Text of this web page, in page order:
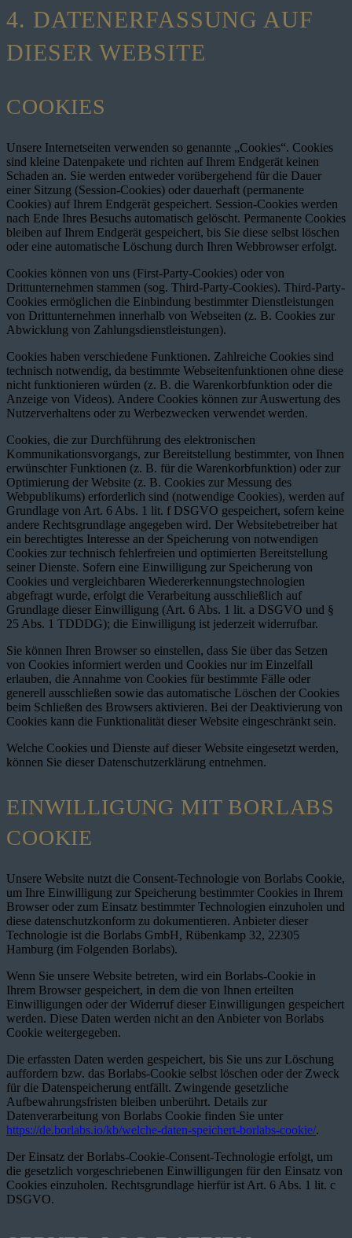
4. DATENERFASSUNG AUF
DIESER WEBSITE
COOKIES
Unsere Internetseiten verwenden so genannte „Cookies“. Cookies
sind kleine Datenpakete und richten auf Ihrem Endgerät keinen
Schaden an. Sie werden entweder vorübergehend für die Dauer
einer Sitzung (Session-Cookies) oder dauerhaft (permanente
Cookies) auf Ihrem Endgerät gespeichert. Session-Cookies werden
nach Ende Ihres Besuchs automatisch gelöscht. Permanente Cookies
bleiben auf Ihrem Endgerät gespeichert, bis Sie diese selbst löschen
oder eine automatische Löschung durch Ihren Webbrowser erfolgt.
Cookies können von uns (First-Party-Cookies) oder von
Drittunternehmen stammen (sog. Third-Party-Cookies). Third-Party-
Cookies ermöglichen die Einbindung bestimmter Dienstleistungen
von Drittunternehmen innerhalb von Webseiten (z. B. Cookies zur
Abwicklung von Zahlungsdienstleistungen).
Cookies haben verschiedene Funktionen. Zahlreiche Cookies sind
technisch notwendig, da bestimmte Webseitenfunktionen ohne diese
nicht funktionieren würden (z. B. die Warenkorbfunktion oder die
Anzeige von Videos). Andere Cookies können zur Auswertung des
Nutzerverhaltens oder zu Werbezwecken verwendet werden.
Cookies, die zur Durchführung des elektronischen
Kommunikationsvorgangs, zur Bereitstellung bestimmter, von Ihnen
erwünschter Funktionen (z. B. für die Warenkorbfunktion) oder zur
Optimierung der Website (z. B. Cookies zur Messung des
Webpublikums) erforderlich sind (notwendige Cookies), werden auf
Grundlage von Art. 6 Abs. 1 lit. f DSGVO gespeichert, sofern keine
andere Rechtsgrundlage angegeben wird. Der Websitebetreiber hat
ein berechtigtes Interesse an der Speicherung von notwendigen
Cookies zur technisch fehlerfreien und optimierten Bereitstellung
seiner Dienste. Sofern eine Einwilligung zur Speicherung von
Cookies und vergleichbaren Wiedererkennungstechnologien
abgefragt wurde, erfolgt die Verarbeitung ausschließlich auf
Grundlage dieser Einwilligung (Art. 6 Abs. 1 lit. a DSGVO und §
25 Abs. 1 TDDDG); die Einwilligung ist jederzeit widerrufbar.
Sie können Ihren Browser so einstellen, dass Sie über das Setzen
von Cookies informiert werden und Cookies nur im Einzelfall
erlauben, die Annahme von Cookies für bestimmte Fälle oder
generell ausschließen sowie das automatische Löschen der Cookies
beim Schließen des Browsers aktivieren. Bei der Deaktivierung von
Cookies kann die Funktionalität dieser Website eingeschränkt sein.
Welche Cookies und Dienste auf dieser Website eingesetzt werden,
können Sie dieser Datenschutzerklärung entnehmen.
EINWILLIGUNG MIT BORLABS
COOKIE
Unsere Website nutzt die Consent-Technologie von Borlabs Cookie,
um Ihre Einwilligung zur Speicherung bestimmter Cookies in Ihrem
Browser oder zum Einsatz bestimmter Technologien einzuholen und
diese datenschutzkonform zu dokumentieren. Anbieter dieser
Technologie ist die Borlabs GmbH, Rübenkamp 32, 22305
Hamburg (im Folgenden Borlabs).
Wenn Sie unsere Website betreten, wird ein Borlabs-Cookie in
Ihrem Browser gespeichert, in dem die von Ihnen erteilten
Einwilligungen oder der Widerruf dieser Einwilligungen gespeichert
werden. Diese Daten werden nicht an den Anbieter von Borlabs
Cookie weitergegeben.
Die erfassten Daten werden gespeichert, bis Sie uns zur Löschung
auffordern bzw. das Borlabs-Cookie selbst löschen oder der Zweck
für die Datenspeicherung entfällt. Zwingende gesetzliche
Aufbewahrungsfristen bleiben unberührt. Details zur
Datenverarbeitung von Borlabs Cookie finden Sie unter
https://de.borlabs.io/kb/welche-daten-speichert-borlabs-cookie/.
Der Einsatz der Borlabs-Cookie-Consent-Technologie erfolgt, um
die gesetzlich vorgeschriebenen Einwilligungen für den Einsatz von
Cookies einzuholen. Rechtsgrundlage hierfür ist Art. 6 Abs. 1 lit. c
DSGVO.